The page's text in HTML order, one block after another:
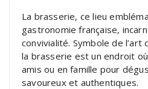
La brasserie, ce lieu
gastronomie française,
convivialité. Symbole de l’art
la brasserie est un endroit
amis ou en famille pour
savoureux et authentiques.